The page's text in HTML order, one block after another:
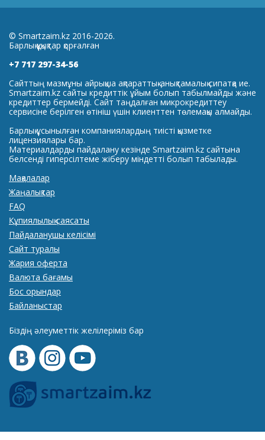
© Smartzaim.kz 2016-2026.
Барлық құқықтар қорғалған
+7 717 297-34-56
Сайттың мазмұны айрықша ақпараттық-анықтамалық сипатқа ие.
Smartzaim.kz сайты кредиттік ұйым болып табылмайды және
кредиттер бермейді. Сайт таңдалған микрокредиттеу
сервисіне берілген өтініш үшін клиенттен төлемақы алмайды.
Барлық ұсынылған компаниялардың тиісті қызметке
лицензиялары бар.
Материалдарды пайдалану кезінде Smartzaim.kz сайтына
белсенді гиперсілтеме жіберу міндетті болып табылады.
Мақалалар
Жаңалықтар
FAQ
Құпиялылық саясаты
Пайдаланушы келісімі
Сайт туралы
Жария оферта
Валюта бағамы
Бос орындар
Байланыстар
Біздің әлеуметтік желілеріміз бар